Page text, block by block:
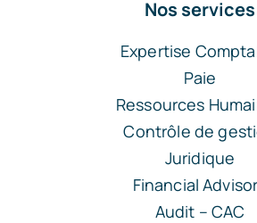
Nos services
Expertise
Paie
Ressources
Contrôle de
Juridique
Financial
Audit – CAC